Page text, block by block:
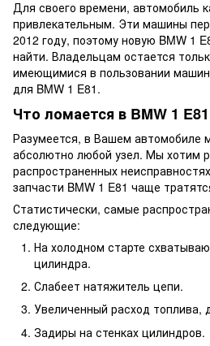
Для своего времени, автомобиль
привлекательным. Эти машины
2012 году, поэтому новую BMW 1
найти. Владельцам остается
имеющимися в пользовании
для BMW 1 E81.
Что ломается в BMW 1
Разумеется, в Вашем автомобиле
абсолютно любой узел. Мы хотим
распространенных
запчасти BMW 1 E81 чаще
Статистически, самые
следующие:
На холодном старте
цилиндра.
Слабеет натяжитель цепи.
Увеличенный расход топлива,
Задиры на стенках цилиндров.